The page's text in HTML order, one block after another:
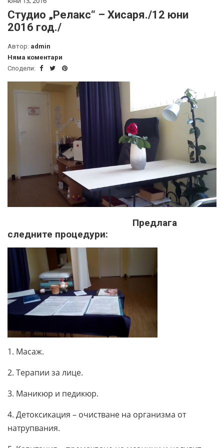
Студио „Релакс“ – Хисаря./12 юни
2016 год./
Автор: admin
Няма коментари
Сподели:
Предлага
следните процедури:
1. Масаж.
2. Терапии за лице.
3. Маникюр и педикюр.
4. Детоксикация – очистване на организма от
натрупвания.